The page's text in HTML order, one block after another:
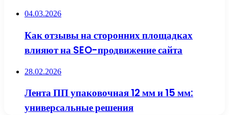
04.03.2026
Как отзывы на сторонних площадках
влияют на SEO-продвижение сайта
28.02.2026
Лента ПП упаковочная 12 мм и 15 мм:
универсальные решения